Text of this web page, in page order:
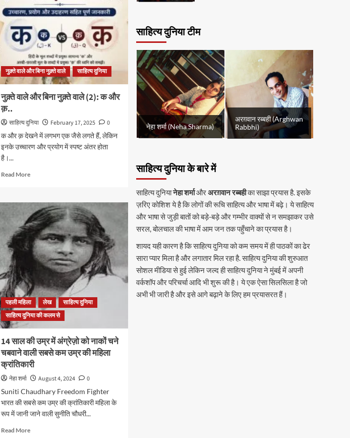
वाले
(5):
ज
और
ज़..
नुक़्ते वाले और बिना नुक़्ते वाले साहित्य दुनिया
नुक़्ते वाले और बिना नुक़्ते वाले (2): क और
क़..
साहित्य दुनिया February 17, 2025
0
क और क़ देखने में लगभग एक जैसे लगते हैं, लेकिन
इनके उच्चारण और प्रयोग में स्पष्ट अंतर होता
है।...
Read MoreRead
नुक़्ते
वाले
और
बिना
नुक़्ते
वाले
(2):
और
क़..
पहली महिला लेख
साहित्य दुनिया
साहित्य दुनिया की कलम से
14 साल की उम्र में अंग्रेज़ो को नाकों चने
चबवाने वाली सबसे कम उम्र की महिला
क्रांतिकारी
नेहा शर्मा August 4, 2024
0
Suniti Chaudhary Freedom Fighter
भारत की सबसे कम उम्र की क्रांतिकारी महिला के
रूप में जानी जाने वाली सुनीति चौधरी...
Read MoreRead
साहित्य दुनिया टीम
नेहा शर्मा (Neha Sharma)
अरग़वान रब्बही (Arghwan
Rabbhi)
साहित्य दुनिया के बारे में
साहित्य दुनियानेहा शर्माऔरअरग़वान रब्बहीका साझा प्रयास है. इसके
ज़रिए कोशिश ये है कि लोगों की रूचि साहित्य और भाषा में बढ़े। ये साहित्य
और भाषा से जुड़ी बातों को बड़े-बड़े और गम्भीर वाक्यों से न समझाकर उसे
सरल, बोलचाल की भाषा में आम जन तक पहुँचाने का प्रयास है।
शायद यही कारण है कि साहित्य दुनिया को कम समय में ही पाठकों का ढेर
सारा प्यार मिला है और लगातार मिल रहा है. साहित्य दुनिया की शुरुआत
सोशल मीडिया से हुई लेकिन जल्द ही साहित्य दुनिया ने मुंबई में अपनी
वर्कशॉप और परिचर्चा आदि भी शुरू की है। ये एक ऐसा सिलसिला है जो
अभी भी जारी है और इसे आगे बढ़ाने के लिए हम प्रयासरत हैं।